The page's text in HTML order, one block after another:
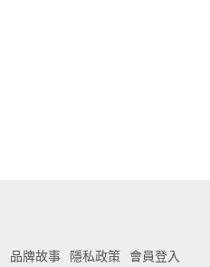
品牌故事 隱私政策
會員登入